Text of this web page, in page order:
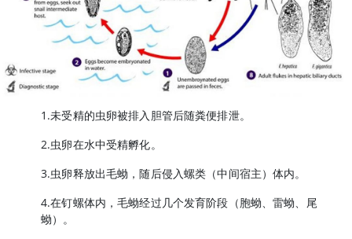
1.未受精的虫卵被排入胆管后随粪便排泄。
2.虫卵在水中受精孵化。
3.虫卵释放出毛蚴，随后侵入螺类（中间宿主）体内。
4.在钉螺体内，毛蚴经过几个发育阶段（胞蚴、雷蚴、尾
蚴）。